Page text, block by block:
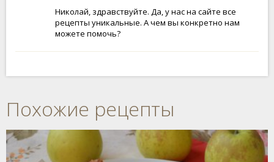
Николай, здравствуйте. Да, у нас на сайте все
рецепты уникальные. А чем вы конкретно нам
можете помочь?
Похожие рецепты